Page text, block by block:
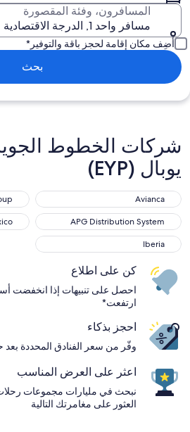
المسافرون، وفئة المقصورة
مسافر واحد 1, الدرجة الاقتصادية
أضِف مكان إقامة لحجز باقة والتوفير*
بحث
شركات الخطوط
يوبال (EYP)
Avianca
APG Distribution System
Iberia
كن على اطلاع
احصل على تنبيهات إذا انخفضت
ارتفعت*
احجز بذكاء
وفّر من سعر الفنادق المحددة
اعثر على العرض المناسب
نبحث في مليارات مجموعات
العثور على مغامرتك التالية